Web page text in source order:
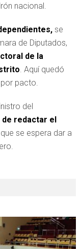
nacional.
se
de Diputados,
de la
. Aquí quedó
pacto.
del
de redactar el
se espera dar a